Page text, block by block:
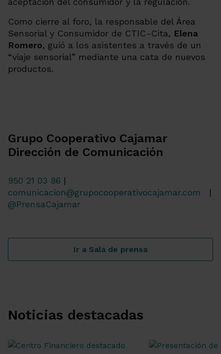
Como cierre al foro, la responsable del Área
Sensorial y Consumidor de CTIC-Cita, Elena
Romero, guió a los asistentes a través de un
“viaje sensorial” mediante una cata de nuevos
productos.
Grupo Cooperativo Cajamar
Dirección de Comunicación
950 21 03 86 |
comunicacion@grupocooperativocajamar.com |
@PrensaCajamar
Ir a Sala de prensa
Noticias destacadas